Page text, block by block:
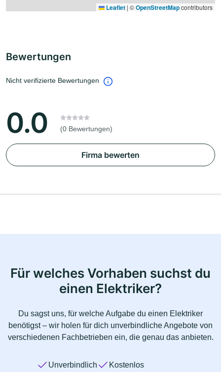
Leaflet | ©OpenStreetMapcontributors
Bewertungen
Nicht verifizierte Bewertungen
0.0 (0 Bewertungen)
Firma bewerten
Für welches Vorhaben suchst du
einen Elektriker?
Du sagst uns, für welche Aufgabe du einen Elektriker
benötigst – wir holen für dich unverbindliche Angebote von
verschiedenen Fachbetrieben ein, die genau das anbieten.
Unverbindlich
Kostenlos